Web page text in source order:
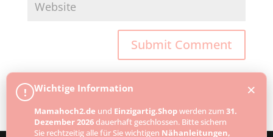
! Wichtige Information
Mamahoch2.de und Einzigartig.Shopwerden zum 31.
Dezember 2026dauerhaft geschlossen. Bitte sichern
Sie rechtzeitig alle für Sie wichtigen Nähanleitungen,
×